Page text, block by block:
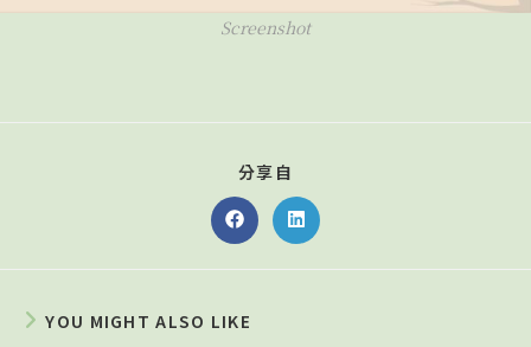
Screenshot
分享自
YOU MIGHT ALSO LIKE